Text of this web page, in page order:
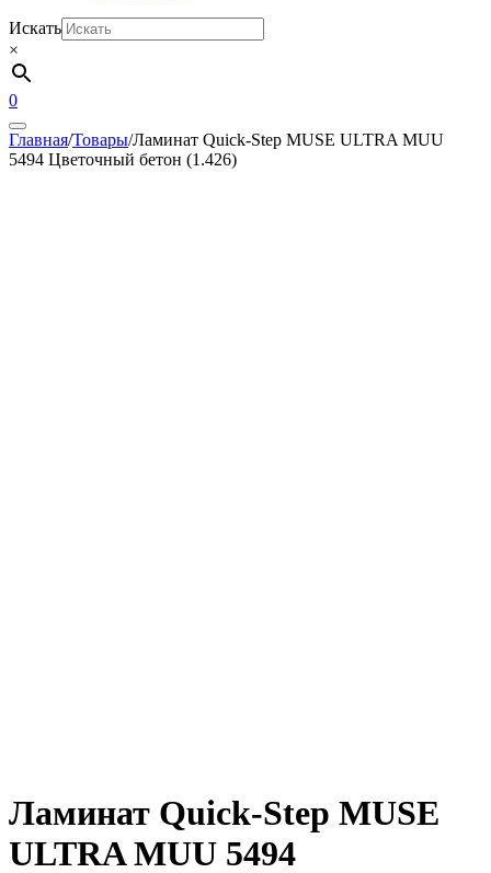
Искать
×
0
Главная/Товары/Ламинат Quick-Step MUSE ULTRA MUU
5494 Цветочный бетон (1.426)
Ламинат Quick-Step MUSE
ULTRA MUU 5494